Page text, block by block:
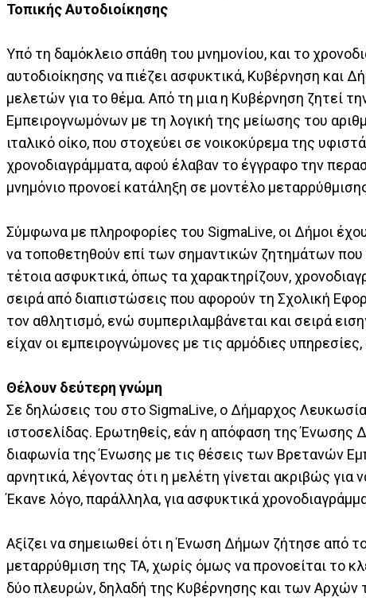
Τοπικής Αυτοδιοίκησης
Υπό τη δαμόκλειο σπάθη του μνημονίου, και το
αυτοδιοίκησης να πιέζει ασφυκτικά, Κυβέρνηση και
μελετών για το θέμα. Από τη μια η Κυβέρνηση ζητεί
Εμπειρογνωμόνων με τη λογική της μείωσης του
ιταλικό οίκο, που στοχεύει σε νοικοκύρεμα της
χρονοδιαγράμματα, αφού έλαβαν το έγγραφο την
μνημόνιο προνοεί κατάληξη σε μοντέλο
Σύμφωνα με πληροφορίες του SigmaLive, οι Δήμοι
να τοποθετηθούν επί των σημαντικών ζητημάτων
τέτοια ασφυκτικά, όπως τα χαρακτηρίζουν,
σειρά από διαπιστώσεις που αφορούν τη Σχολική
τον αθλητισμό, ενώ συμπεριλαμβάνεται και σειρά
είχαν οι εμπειρογνώμονες με τις αρμόδιες
Θέλουν δεύτερη γνώμη
Σε δηλώσεις του στο SigmaLive, ο Δήμαρχος
ιστοσελίδας. Ερωτηθείς, εάν η απόφαση της Ένωσης
διαφωνία της Ένωσης με τις θέσεις των Βρετανών
αρνητικά, λέγοντας ότι η μελέτη γίνεται ακριβώς
Έκανε λόγο, παράλληλα, για ασφυκτικά
Αξίζει να σημειωθεί ότι η Ένωση Δήμων ζήτησε από
μεταρρύθμιση της ΤΑ, χωρίς όμως να προνοείται το
δύο πλευρών, δηλαδή της Κυβέρνησης και των Αρχών